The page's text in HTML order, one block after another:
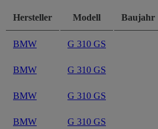
Hersteller Modell Baujahr
BMW G 310 GS
BMW G 310 GS
BMW G 310 GS
BMW G 310 GS